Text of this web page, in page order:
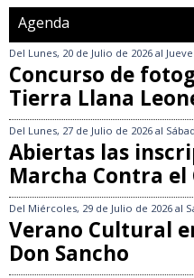
Agenda
Del Lunes, 20 de Julio de 2026 al
Concurso de
Tierra Llana
Del Lunes, 27 de Julio de 2026 al
Abiertas las
Marcha Contra el
Del Miércoles, 29 de Julio de 2026 al
Verano Cultural
Don Sancho